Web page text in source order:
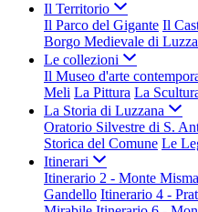
Il Territorio
Il Parco del Gigante Il
Borgo Medievale di
Le collezioni
Il Museo d'arte
Meli La Pittura La
La Storia di Luzzana
Oratorio Silvestre di S.
Storica del Comune Le
Itinerari
Itinerario 2 - Monte Misma
Gandello Itinerario 4 -